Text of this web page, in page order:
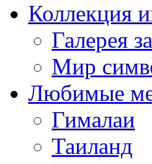
Коллекция
Галерея
Мир
Любимые
Гималаи
Таиланд